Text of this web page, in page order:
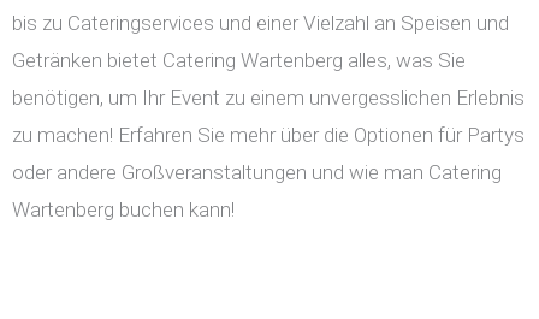
bis zu Cateringservices und einer Vielzahl an Speisen und
Getränken bietet Catering Wartenberg alles, was Sie
benötigen, um Ihr Event zu einem unvergesslichen Erlebnis
zu machen! Erfahren Sie mehr über die Optionen für Partys
oder andere Großveranstaltungen und wie man Catering
Wartenberg buchen kann!